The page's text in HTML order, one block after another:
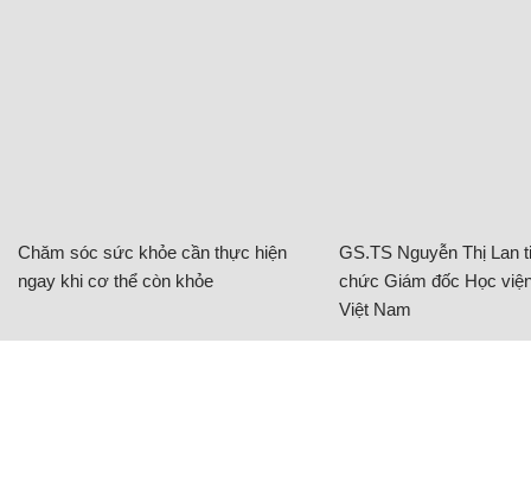
Chăm sóc sức khỏe cần thực hiện
ngay khi cơ thể còn khỏe
GS.TS Nguyễn Thị Lan
chức Giám đốc Học
Việt Nam